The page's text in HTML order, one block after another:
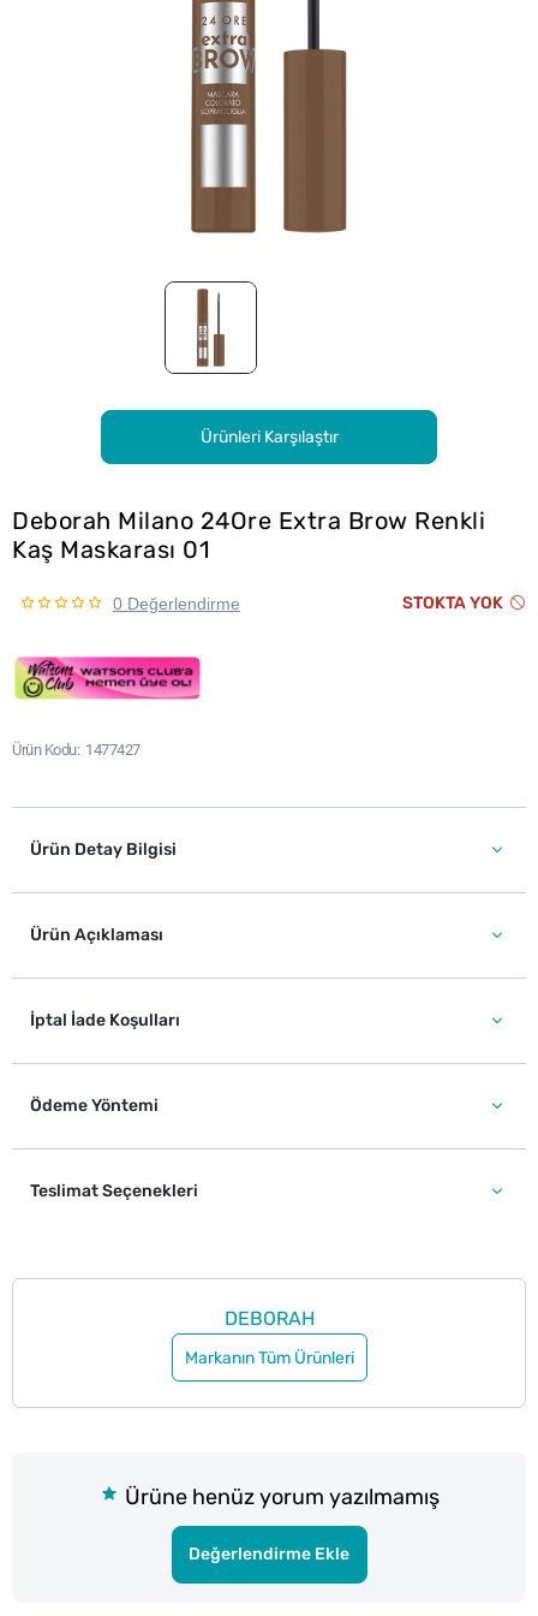
Ürünleri Karşılaştır
Deborah Milano 24Ore Extra Brow Renkli
Kaş Maskarası 01
0 Değerlendirme STOKTA YOK
Ürün Kodu 1477427
Ürün Detay Bilgisi
Ürün Açıklaması
İptal İade Koşulları
Ödeme Yöntemi
Teslimat Seçenekleri
DEBORAH
Markanın Tüm Ürünleri
Ürüne henüz yorum yazılmamış
Değerlendirme Ekle